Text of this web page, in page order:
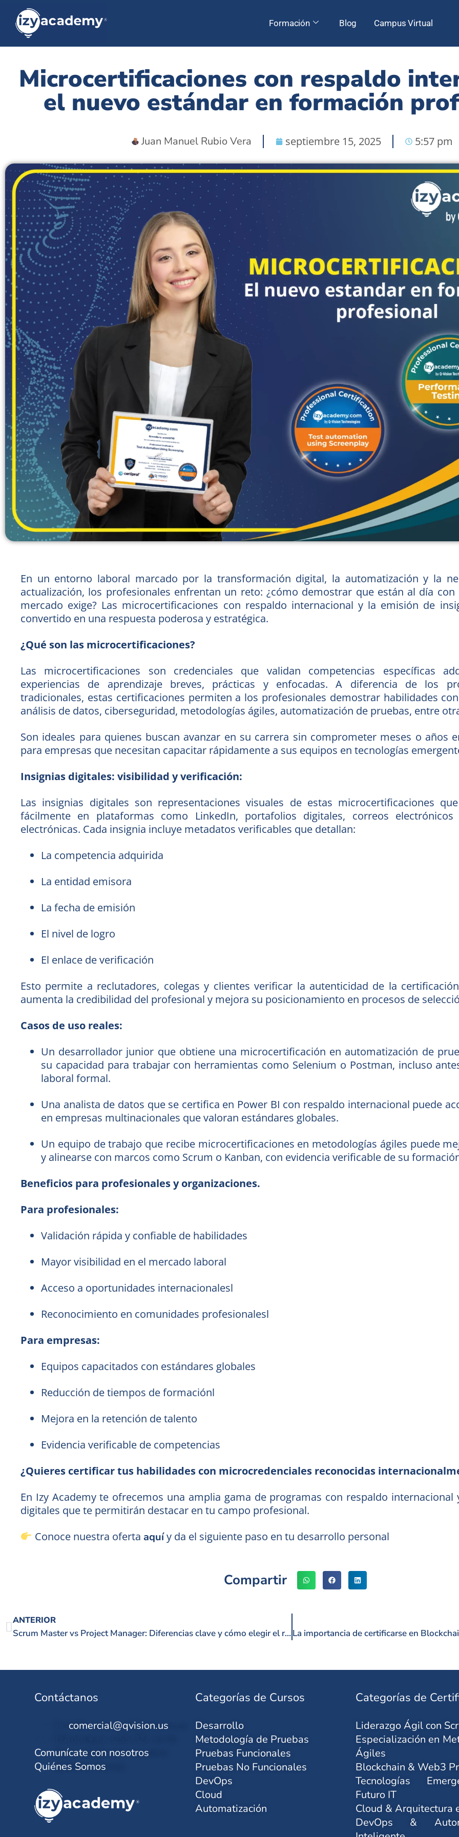
Formación Blog Campus Virtual
Microcertificaciones con respaldo
el nuevo estándar en formación
Juan Manuel Rubio Vera septiembre 15, 2025 5:57 pm
En un entorno laboral marcado por la transformación digital, la automatización y la
actualización, los profesionales enfrentan un reto: ¿cómo demostrar que están al día
mercado exige? Las microcertificaciones con respaldo internacional y la emisión de
convertido en una respuesta poderosa y estratégica.
¿Qué son las microcertificaciones?
Las microcertificaciones son credenciales que validan competencias específicas
experiencias de aprendizaje breves, prácticas y enfocadas. A diferencia de los
tradicionales, estas certificaciones permiten a los profesionales demostrar habilidades
análisis de datos, ciberseguridad, metodologías ágiles, automatización de pruebas, entre
Son ideales para quienes buscan avanzar en su carrera sin comprometer meses o años
para empresas que necesitan capacitar rápidamente a sus equipos en tecnologías
Insignias digitales: visibilidad y verificación:
Las insignias digitales son representaciones visuales de estas microcertificaciones
fácilmente en plataformas como LinkedIn, portafolios digitales, correos
electrónicas. Cada insignia incluye metadatos verificables que detallan:
La competencia adquirida
La entidad emisora
La fecha de emisión
El nivel de logro
El enlace de verificación
Esto permite a reclutadores, colegas y clientes verificar la autenticidad de la
aumenta la credibilidad del profesional y mejora su posicionamiento en procesos de
Casos de uso reales:
Un desarrollador junior que obtiene una microcertificación en automatización de
su capacidad para trabajar con herramientas como Selenium o Postman, incluso
laboral formal.
Una analista de datos que se certifica en Power BI con respaldo internacional puede
en empresas multinacionales que valoran estándares globales.
Un equipo de trabajo que recibe microcertificaciones en metodologías ágiles puede
y alinearse con marcos como Scrum o Kanban, con evidencia verificable de su
Beneficios para profesionales y organizaciones.
Para profesionales:
Validación rápida y confiable de habilidades
Mayor visibilidad en el mercado laboral
Acceso a oportunidades internacionalesl
Reconocimiento en comunidades profesionalesl
Para empresas:
Equipos capacitados con estándares globales
Reducción de tiempos de formaciónl
Mejora en la retención de talento
Evidencia verificable de competencias
¿Quieres certificar tus habilidades con microcredenciales reconocidas
En Izy Academy te ofrecemos una amplia gama de programas con respaldo internacional
digitales que te permitirán destacar en tu campo profesional.
Conoce nuestra oferta aquíy da el siguiente paso en tu desarrollo personal
Compartir
ANTERIOR
Scrum Master vs Project Manager: Diferencias clave y cómo elegir el rol ideal para tu carrera.
Contáctanos
comercial@qvision.us
Comunícate con nosotros
Quiénes Somos
Categorías de Cursos
Desarrollo
Metodología de Pruebas
Pruebas Funcionales
Pruebas No Funcionales
DevOps
Cloud
Automatización
Categorías de
Liderazgo Ágil con
Especialización en
Ágiles
Blockchain & Web3
Tecnologías
Futuro IT
Cloud & Arquitectura
DevOps &